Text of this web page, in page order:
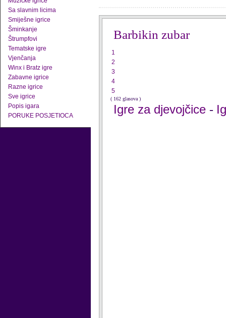
Sa slavnim licima
Smiješne igrice
Šminkanje
Štrumpfovi
Tematske igre
Vjenčanja
Winx i Bratz igre
Zabavne igrice
Razne igrice
Sve igrice
Popis igara
PORUKE POSJETIOCA
Barbikin zubar
1
2
3
4
5
( 162 glasova )
Igre za djevojčice -